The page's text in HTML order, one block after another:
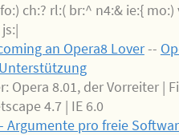
ch:? rl:( br:^ n4:& ie:{ mo:)
an Opera8 Lover--
Opera 8.01, der Vorreiter |
4.7 | IE 6.0
Argumente pro freie